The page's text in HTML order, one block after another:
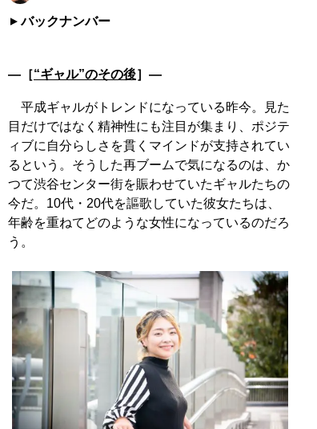
バックナンバー
―［“ギャル”のその後］―
平成ギャルがトレンドになっている昨今。見た
目だけではなく精神性にも注目が集まり、ポジテ
ィブに自分らしさを貫くマインドが支持されてい
るという。そうした再ブームで気になるのは、か
つて渋谷センター街を賑わせていたギャルたちの
今だ。10代・20代を謳歌していた彼女たちは、
年齢を重ねてどのような女性になっているのだろ
う。